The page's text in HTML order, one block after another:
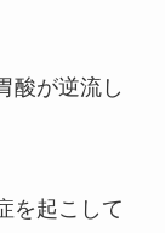
酸が逆流し
を起こして